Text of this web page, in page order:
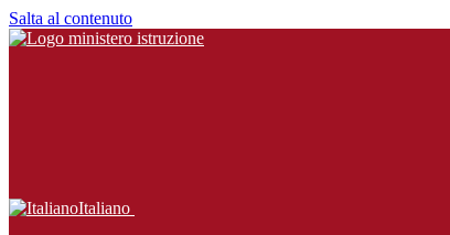
Salta al contenuto
Italiano